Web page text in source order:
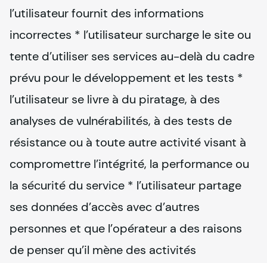
l’utilisateur fournit des informations
incorrectes * l’utilisateur surcharge le site ou
tente d’utiliser ses services au-delà du cadre
prévu pour le développement et les tests *
l’utilisateur se livre à du piratage, à des
analyses de vulnérabilités, à des tests de
résistance ou à toute autre activité visant à
compromettre l’intégrité, la performance ou
la sécurité du service * l’utilisateur partage
ses données d’accès avec d’autres
personnes et que l’opérateur a des raisons
de penser qu’il mène des activités